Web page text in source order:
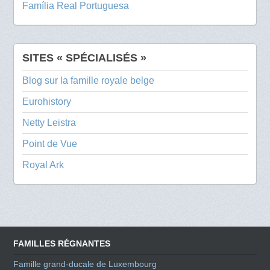
Família Real Portuguesa
SITES « SPÉCIALISÉS »
Blog sur la famille royale belge
Eurohistory
Netty Leistra
Point de Vue
Royal Ark
FAMILLES RÉGNANTES
Famille grand-ducale de Luxembourg